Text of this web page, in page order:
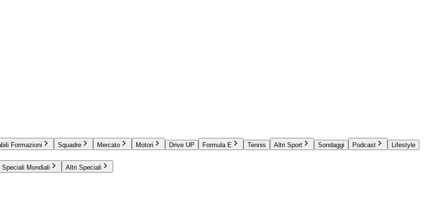
Formazioni Squadre Mercato Motori Drive UP Formula E Tennis Altri Sport Sondaggi Podcast Lifestyle
Speciali Mondiali Altri Speciali